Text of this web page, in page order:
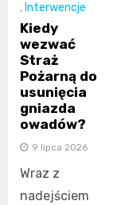
, Interwencje
Kiedy
wezwać
Straż
Pożarną do
usunięcia
gniazda
owadów?
9 lipca 2026
Wraz z
nadejściem